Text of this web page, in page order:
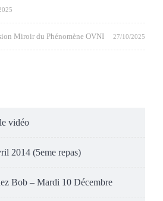
Miroir du Phénomène OVNI 27/10/2025
vidéo
2014 (5eme repas)
Bob – Mardi 10 Décembre